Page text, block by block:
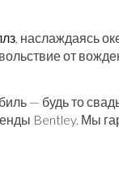
, наслаждаясь
от
— будь то
Bentley. Мы